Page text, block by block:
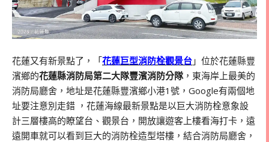
花蓮又有新景點了，「花蓮巨型消防栓觀景台 」位於花蓮縣豐
濱鄉的花蓮縣消防局第二大隊豐濱消防分隊，東海岸上最美的
消防局廳舍，地址是花蓮縣豐濱鄉小港1號，Google有兩個地
址要注意別走錯 ，花蓮海線最新景點是以巨大消防栓意象設
計三層樓高的瞭望台、觀景台，開放讓遊客上樓看海打卡，遠
遠開車就可以看到巨大的消防栓造型塔樓，結合消防局廳舍，